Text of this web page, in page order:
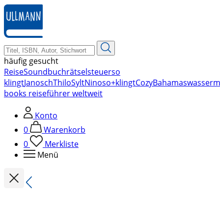
zum
Hauptinhalt
springen
häufig gesucht
ReiseSoundbuchrätselsteuerso
klingtJanoschThiloSyltNinoso+klingtCozyBahamas
books reiseführer weltweit
Konto
0
Warenkorb
0
Merkliste
Menü